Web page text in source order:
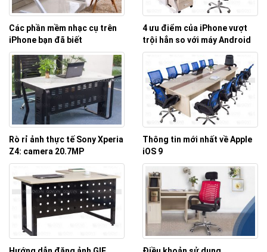
Các phần mềm nhạc cụ trên
iPhone bạn đã biết
4 ưu điểm của iPhone vượt
trội hẳn so với máy Android
Rò rỉ ảnh thực tế Sony Xperia
Z4: camera 20.7MP
Thông tin mới nhất về Apple
iOS 9